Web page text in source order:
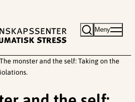
Meny
The monster and the self: Taking on the